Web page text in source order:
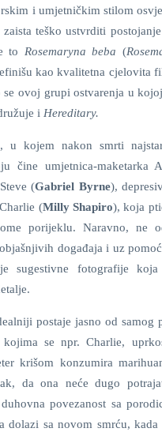
i umjetničkim stilom
teško ustvrditi
to Rosemaryna beba (
kao kvalitetna cjelovita
ovoj grupi ostvarenja u
i Hereditary.
, u kojem nakon smrti
čine umjetnica-maketarka
(Gabriel Byrne),
(Milly Shapiro), koja
porijeklu. Naravno, ne
događaja i uz
sugestivne fotografije koja
postaje jasno od samog
se npr. Charlie,
krišom konzumira
da ona neće dugo
povezanost sa
sa novom smrću,